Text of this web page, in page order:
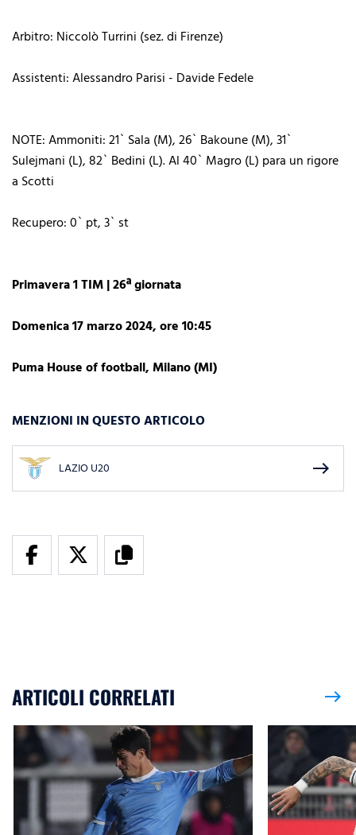
Arbitro: Niccolò Turrini (sez. di Firenze)
Assistenti: Alessandro Parisi - Davide Fedele
NOTE: Ammoniti: 21` Sala (M), 26` Bakoune (M), 31`
Sulejmani (L), 82` Bedini (L). Al 40` Magro (L) para un rigore
a Scotti
Recupero: 0` pt, 3` st
Primavera 1 TIM | 26ª giornata
Domenica 17 marzo 2024, ore 10:45
Puma House of football, Milano (MI)
MENZIONI IN QUESTO ARTICOLO
LAZIO U20 east
ARTICOLI CORRELATI east